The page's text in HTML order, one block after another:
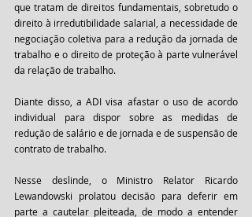
que tratam de direitos fundamentais, sobretudo o
direito à irredutibilidade salarial, a necessidade de
negociação coletiva para a redução da jornada de
trabalho e o direito de proteção à parte vulnerável
da relação de trabalho.
Diante disso, a ADI visa afastar o uso de acordo
individual para dispor sobre as medidas de
redução de salário e de jornada e de suspensão de
contrato de trabalho.
Nesse deslinde, o Ministro Relator Ricardo
Lewandowski prolatou decisão para deferir em
parte a cautelar pleiteada, de modo a entender